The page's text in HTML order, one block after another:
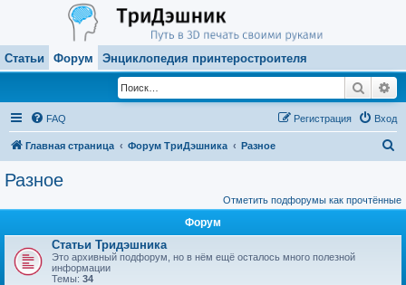
Статьи Форум Энциклопедия принтеростроителя
Поиск
FAQ Вход
Регистрация
Главная страница Форум ТриДэшника Разное
с
Разное
Отметить подфорумы как прочтённые
Форум
Статьи Тридэшника
Это архивный подфорум, но в нём ещё осталось много полезной
информации
Темы: 34